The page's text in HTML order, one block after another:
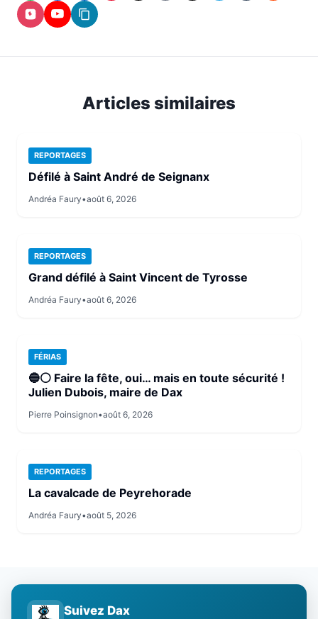
Instagram
YouTubeCopier
lien
Articles similaires
REPORTAGES
Défilé à Saint André de Seignanx
Andréa Faury•août 6, 2026
REPORTAGES
Grand défilé à Saint Vincent de Tyrosse
Andréa Faury•août 6, 2026
FÉRIAS
🔵⚪ Faire la fête, oui… mais en toute sécurité !
Julien Dubois, maire de Dax
Pierre Poinsignon•août 6, 2026
REPORTAGES
La cavalcade de Peyrehorade
Andréa Faury•août 5, 2026
Suivez Dax